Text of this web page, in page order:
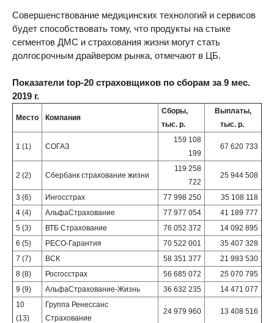
Совершенствование медицинских технологий и сервисов
будет способствовать тому, что продукты на стыке
сегментов ДМС и страхования жизни могут стать
долгосрочным драйвером рынка, отмечают в ЦБ.
Показатели top-20 страховщиков по сборам за 9 мес.
2019 г.
Место Компания
Сборы,
тыс. р.
Выплаты,
тыс. р.
1 (1) СОГАЗ
159 108
199
67 620 733
2 (2) Сбербанк страхование жизни
119 258
722
25 944 508
3 (6) Ингосстрах 77 998 250
35 108 118
4 (4)
АльфаСтрахование 77 977 054
41 189 777
5 (3)
ВТБ Страхование 76 052 372
14 092 895
6 (5)
РЕСО-Гарантия 70 522 001
35 407 328
7 (7)
ВСК 58 351 377
21 993 530
8 (8)
Росгосстрах 56 685 072
25 070 795
9 (9)
АльфаСтрахование-Жизнь 36 632 235
14 471 077
10
(13)
Группа Ренессанс
Страхование
24 979 960 13 408 516